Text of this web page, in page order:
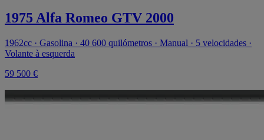
1975 Alfa Romeo GTV 2000
1962cc · Gasolina · 40 600 quilómetros · Manual · 5 velocidades ·
Volante à esquerda
59 500 €